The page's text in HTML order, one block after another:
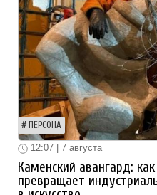
ПЕРСОНА
12:07 | 7 августа
Каменский авангард:
превращает